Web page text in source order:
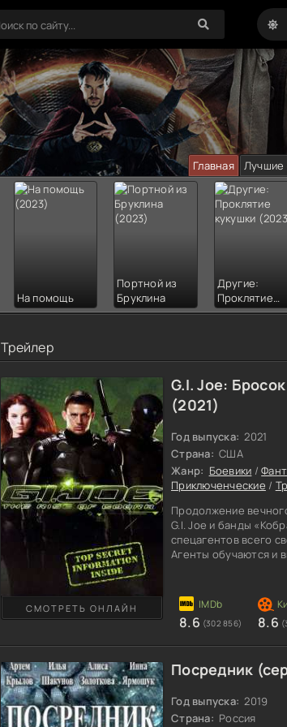
Главная Лучшие
На помощь
Портной из
Бруклина
Другие:
Проклятие
кукушки
Трейлер
G.I. Joe:
(2021)
Год выпуска: 2021
Страна: США
Жанр: Боевики /
Приключенческие /
Продолжение
G.I. Joe и банды
спецагентов всего
Агенты обучаются и
зловещими
арсенале у
разработки и
СМОТРЕТЬ ОНЛАЙН
8.6 (302 856) 8.6
Посредник
Год выпуска: 2019
Страна: Россия